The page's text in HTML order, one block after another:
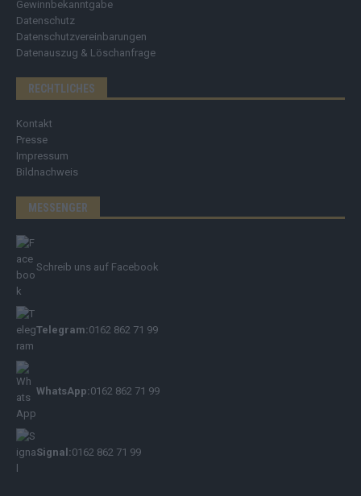
Gewinnbekanntgabe
Datenschutz
Datenschutzvereinbarungen
Datenauszug & Löschanfrage
RECHTLICHES
Kontakt
Presse
Impressum
Bildnachweis
MESSENGER
Schreib uns auf Facebook
Telegram:0162 862 71 99
WhatsApp:0162 862 71 99
Signal:0162 862 71 99